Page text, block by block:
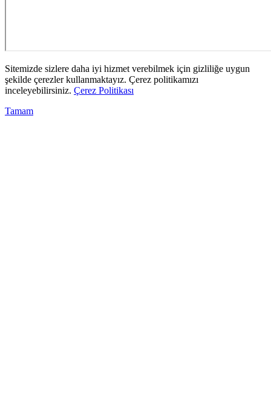
Sitemizde sizlere daha iyi hizmet verebilmek için gizliliğe uygun
şekilde çerezler kullanmaktayız. Çerez politikamızı
inceleyebilirsiniz. Çerez Politikası
Tamam